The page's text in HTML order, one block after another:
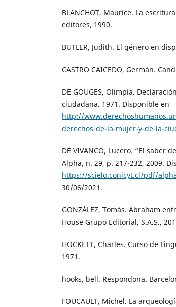
BLANCHOT, Maurice. La
editores, 1990.
BUTLER, Judith. El género en
CASTRO CAICEDO, Germán.
DE GOUGES, Olimpia.
ciudadana. 1971. Disponible en
http://
derechos-de-la-mujer-y-de-la-
DE VIVANCO, Lucero. “El saber
Alpha, n. 29, p. 217-232, 2009.
https://scielo.conicyt.cl/pdf/
30/06/2021.
GONZÁLEZ, Tomás. Abraham
House Grupo Editorial, S.A.S.,
HOCKETT, Charles. Curso de
1971.
hooks, bell. Respondona.
FOUCAULT, Michel. La